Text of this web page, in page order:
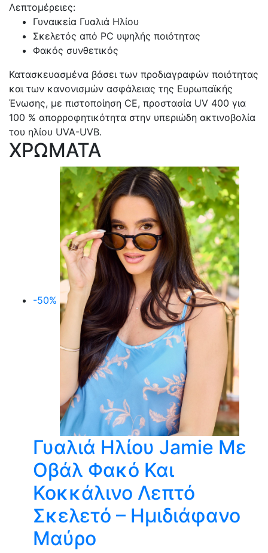
Λεπτομέρειες:
Γυναικεία Γυαλιά Ηλίου
Σκελετός από PC υψηλής ποιότητας
Φακός συνθετικός
Κατασκευασμένα βάσει των προδιαγραφών ποιότητας
και των κανονισμών ασφάλειας της Ευρωπαϊκής
Ένωσης, με πιστοποίηση CE, προστασία UV 400 για
100 % απορροφητικότητα στην υπεριώδη ακτινοβολία
του ηλίου UVA-UVB.
ΧΡΩΜΑΤΑ
-50%
Γυαλιά Ηλίου Jamie Με
Οβάλ Φακό Και
Κοκκάλινο Λεπτό
Σκελετό – Ημιδιάφανο
Μαύρο